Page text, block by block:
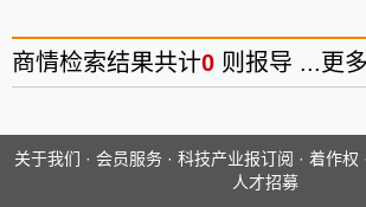
商情检索结果共计0 则报导 ... 更多
关于我们 · 会员服务 · 科技产业报订阅 · 着作权 ·
人才招募